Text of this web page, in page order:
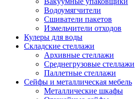
Водоумягчители
Сшиватели пакетов
Измельчители отходов
Кулеры для воды
Складские стеллажи
Архивные стеллажи
Среднегрузовые стеллажи
Паллетные стеллажи
Сейфы и металлическая мебель
Металлические шкафы